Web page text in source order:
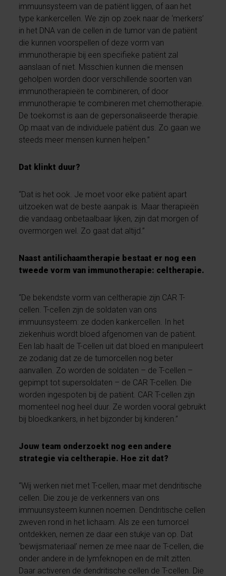
immuunsysteem van de patiënt liggen, of aan het
type kankercellen. We zijn op zoek naar de ‘merkers’
in het DNA van de cellen in de tumor van de patiënt
die kunnen voorspellen of deze vorm van
immunotherapie bij een specifieke patiënt zal
aanslaan of niet. Misschien kunnen die mensen
geholpen worden door verschillende soorten van
immunotherapieën te combineren, of door
immunotherapie te combineren met chemotherapie.
De toekomst is aan de gepersonaliseerde therapie.
Op maat van de individuele patiënt dus. Zo gaan we
steeds meer mensen kunnen helpen.”
Dat klinkt duur?
“Dat is het ook. Je moet voor elke patiënt apart
uitzoeken wat de beste aanpak is. Maar therapieën
die vandaag onbetaalbaar lijken, zijn dat morgen of
overmorgen wel. Zo gaat dat altijd.”
Naast antilichaamtherapie bestaat er nog een
tweede vorm van immunotherapie: celtherapie.
“De bekendste vorm van celtherapie zijn CAR T-
cellen. T-cellen zijn de soldaten van ons
immuunsysteem: ze doden kankercellen. In het
ziekenhuis wordt bloed afgenomen van de patiënt.
Een lab haalt de T-cellen uit dat bloed en manipuleert
ze zodanig dat ze de tumorcellen nog beter
aanvallen. Zo worden de soldaten – de T-cellen –
gepimpt tot supersoldaten – de CAR T-cellen. Die
worden ingespoten bij de patiënt. CAR T-cellen zijn
momenteel nog heel duur. Ze worden vooral gebruikt
bij bloedkankers, in het bijzonder bij kinderen.”
Jouw team onderzoekt nog een andere
strategie via celtherapie. Hoe zit dat?
“Wij werken niet met T-cellen, maar met dendritische
cellen. Die zou je de verkenners van ons
immuunsysteem kunnen noemen. Dendritische cellen
zweven rond in het lichaam. Als ze een tumorcel
ontdekken, nemen ze daar een stukje van op. Dat
‘bewijsmateriaal’ nemen ze mee naar de T-cellen, die
onder andere in de lymfeknopen en de milt zitten.
Daar activeren de dendritische cellen de T-cellen. Die